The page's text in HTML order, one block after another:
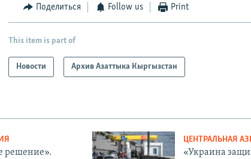
Поделиться Follow us Print
This item is part of
Новости Архив Азаттыка Кыргызстан
решение».
ЦЕНТРАЛЬНАЯ
«Украина